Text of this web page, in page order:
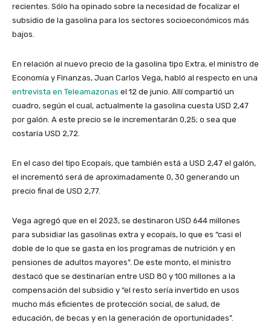
recientes. Sólo ha opinado sobre la necesidad de focalizar el
subsidio de la gasolina para los sectores socioeconómicos más
bajos.
En relación al nuevo precio de la gasolina tipo Extra, el ministro de
Economía y Finanzas, Juan Carlos Vega, habló al respecto en una
entrevista en Teleamazonas el 12 de junio. Allí compartió un
cuadro, según el cual, actualmente la gasolina cuesta USD 2,47
por galón. A este precio se le incrementarán 0,25; o sea que
costaría USD 2,72.
En el caso del tipo Ecopaís, que también está a USD 2,47 el galón,
el incrementó será de aproximadamente 0, 30 generando un
precio final de USD 2,77.
Vega agregó que en el 2023, se destinaron USD 644 millones
para subsidiar las gasolinas extra y ecopaís, lo que es “casi el
doble de lo que se gasta en los programas de nutrición y en
pensiones de adultos mayores”. De este monto, el ministro
destacó que se destinarían entre USD 80 y 100 millones a la
compensación del subsidio y “el resto sería invertido en usos
mucho más eficientes de protección social, de salud, de
educación, de becas y en la generación de oportunidades”.